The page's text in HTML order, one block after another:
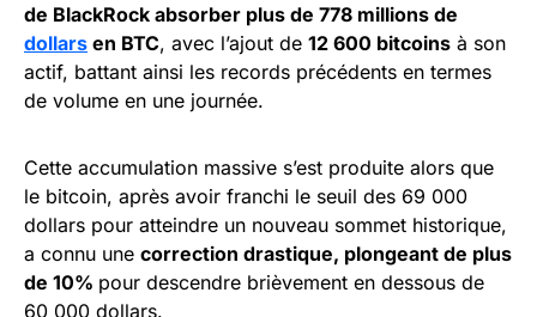
de BlackRock absorber plus de 778 millions de
dollars en BTC, avec l’ajout de 12 600 bitcoins à son
actif, battant ainsi les records précédents en termes
de volume en une journée.
Cette accumulation massive s’est produite alors que
le bitcoin, après avoir franchi le seuil des 69 000
dollars pour atteindre un nouveau sommet historique,
a connu une correction drastique, plongeant de plus
de 10% pour descendre brièvement en dessous de
60 000 dollars.